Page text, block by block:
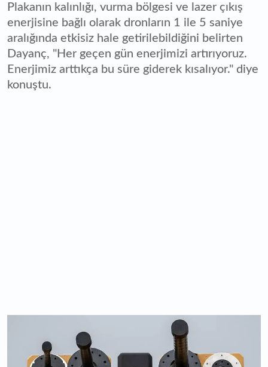
Plakanın kalınlığı, vurma bölgesi ve lazer çıkış
enerjisine bağlı olarak dronların 1 ile 5 saniye
aralığında etkisiz hale getirilebildiğini belirten
Dayanç, "Her geçen gün enerjimizi artırıyoruz.
Enerjimiz arttıkça bu süre giderek kısalıyor." diye
konuştu.